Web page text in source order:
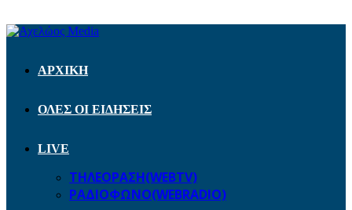
ΑΡΧΙΚΗ
ΟΛΕΣ ΟΙ ΕΙΔΗΣΕΙΣ
LIVE
ΤΗΛΕΟΡΑΣΗ(WEBTV)
ΡΑΔΙΟΦΩΝΟ(WEBRADIO)